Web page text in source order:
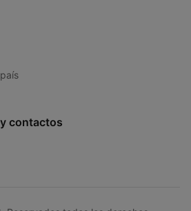
contactos